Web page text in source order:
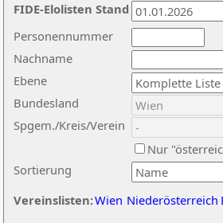
Nachname
Ebene
Sortierung
Personennummer
Bundesland
Spgem./Kreis/Verein
Nur
Vereinslisten:Wien Niederösterreich
FIDE-Elolisten Stand